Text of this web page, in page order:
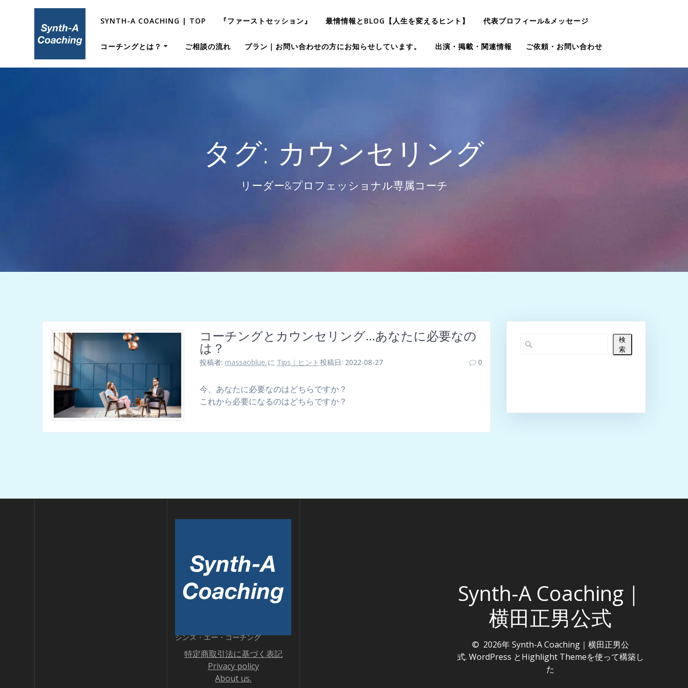
へ
SYNTH-A COACHING | TOP 『ファーストセッション』 最情情報とBLOG【人生を変えるヒント】 代表プロフィール&メッセージ
コーチングとは？ ご相談の流れ プラン｜お問い合わせの方にお知らせしています。 出演・掲載・関連情報 ご依頼・お問い合わせ
タグ: カウンセリング
リーダー&プロフェッショナル専属コーチ
コーチングとカウンセリング…あなたに必要なの
は？
投稿者: massaoblue. に Tips｜ヒント 投稿日: 2022-08-27 0
今、あなたに必要なのはどちらですか？
これから必要になるのはどちらですか？
検
索
シンス・エー・コーチング
特定商取引法に基づく表記
Privacy policy
About us.
Synth-A Coaching｜
横田正男公式
© 2026年 Synth-A Coaching｜横田正男公
式. WordPress とHighlight Themeを使って構築し
た